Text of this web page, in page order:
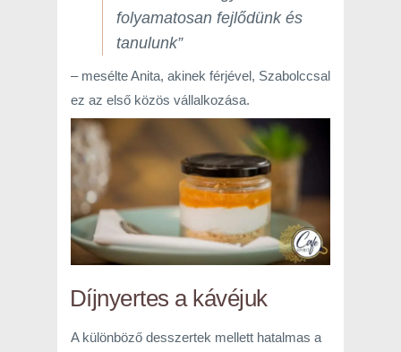
folyamatosan fejlődünk és
tanulunk”
– mesélte Anita, akinek férjével, Szabolccsal
ez az első közös vállalkozása.
Díjnyertes a kávéjuk
A különböző desszertek mellett hatalmas a